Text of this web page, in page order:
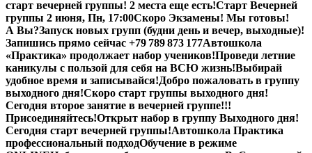
старт вечерней группы! 2 места еще есть!Старт Вечерней
группы 2 июня, Пн, 17:00Скоро Экзамены! Мы готовы!
А Вы?Запуск новых групп (будни день и вечер, выходные)!
Запишись прямо сейчас +79 789 873 177Автошкола
«Практика» продолжает набор учеников!Проведи летние
каникулы с пользой для себя на ВСЮ жизнь!Выбирай
удобное время и записывайся!Добро пожаловать в группу
выходного дня!Скоро старт группы выходного дня!
Сегодня второе занятие в вечерней группе!!!
Присоединяйтесь!Открыт набор в группу Выходного дня!
Сегодня старт вечерней группы!Автошкола Практика
профессиональный подходОбучение в режиме